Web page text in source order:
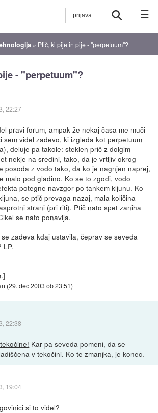
☰
» Ptič, ki pije in pije - "perpetuum"?
- "perpetuum"?
22:27
pravi forum, ampak že nekaj časa me muči
sem videl zadevo, ki izgleda kot perpetuum
deluje pa takole: steklen prič z dolgim
nekje na sredini, tako, da je vrtljiv okrog
posoda z vodo tako, da ko je nagnjen naprej,
malo pod gladino. Ko se to zgodi, vodo
potegne navzgor po tankem kljunu. Ko
se ptič prevaga nazaj, mala količina
strani (pri riti). Ptič nato spet zaniha
se nato ponavlja.
zadeva kdaj ustavila, čeprav se seveda
LP.
(29. dec 2003 ob 23:51)
22:38
Kar pa seveda pomeni, da se
v tekočini. Ko te zmanjka, je konec.
19:04
si to videl?